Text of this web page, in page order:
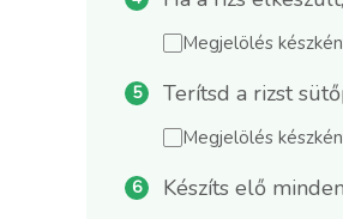
Megjelölés
Terítsd a rizst
Megjelölés
Készíts elő